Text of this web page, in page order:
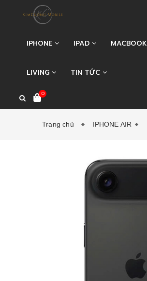
IPHONE IPAD MACBOOK
LIVING TIN TỨC
0
Trang chủ IPHONE AIR